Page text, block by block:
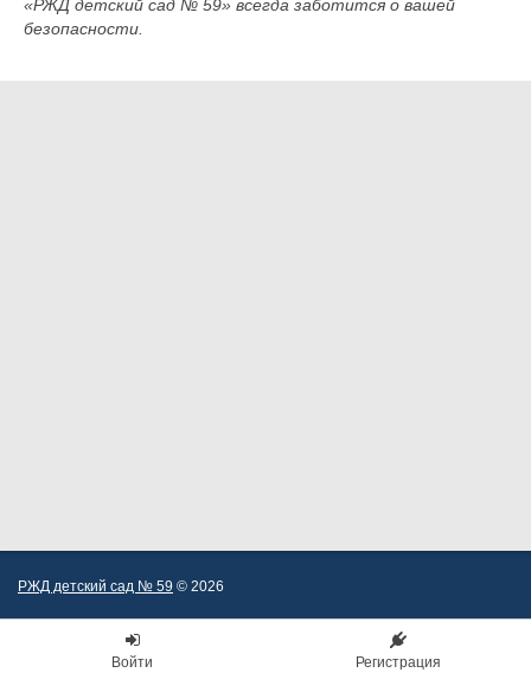
«РЖД детский сад № 59» всегда заботится о вашей
безопасности.
РЖД детский сад № 59 © 2026
Войти Регистрация